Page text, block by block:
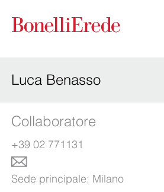
Luca Benasso
Collaboratore
+39 02 771131
Sede principale: Milano